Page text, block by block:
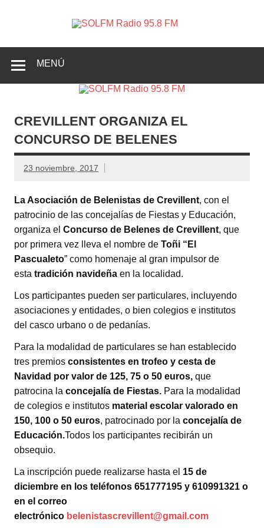
Radio
Crevillente, Radio en Vega Baja y Radio en el Medio
MENÚ
CREVILLENT ORGANIZA EL
CONCURSO DE BELENES
23 noviembre, 2017
La Asociación de Belenistas de Crevillent, con el
patrocinio de las concejalías de Fiestas y Educación,
organiza el Concurso de Belenes de Crevillent, que
por primera vez lleva el nombre de Toñi “El
Pascualeto” como homenaje al gran impulsor de
esta tradición navideña en la localidad.
Los participantes pueden ser particulares, incluyendo
asociaciones y entidades, o bien colegios e institutos
del casco urbano o de pedanías.
Para la modalidad de particulares se han establecido
tres premios consistentes en trofeo y cesta de
Navidad por valor de 125, 75 o 50 euros, que
patrocina la concejalía de Fiestas. Para la modalidad
de colegios e institutos material escolar valorado en
150, 100 o 50 euros, patrocinado por la concejalía de
Educación.Todos los participantes recibirán un
obsequio.
La inscripción puede realizarse hasta el 15 de
diciembre en los teléfonos 651777195 y 610991321 o
en el correo
electrónico belenistascrevillent@gmail.com